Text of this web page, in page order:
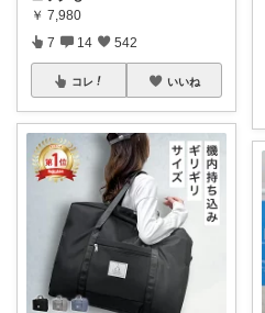
￥ 7,980
7 14 542
コレ いいね